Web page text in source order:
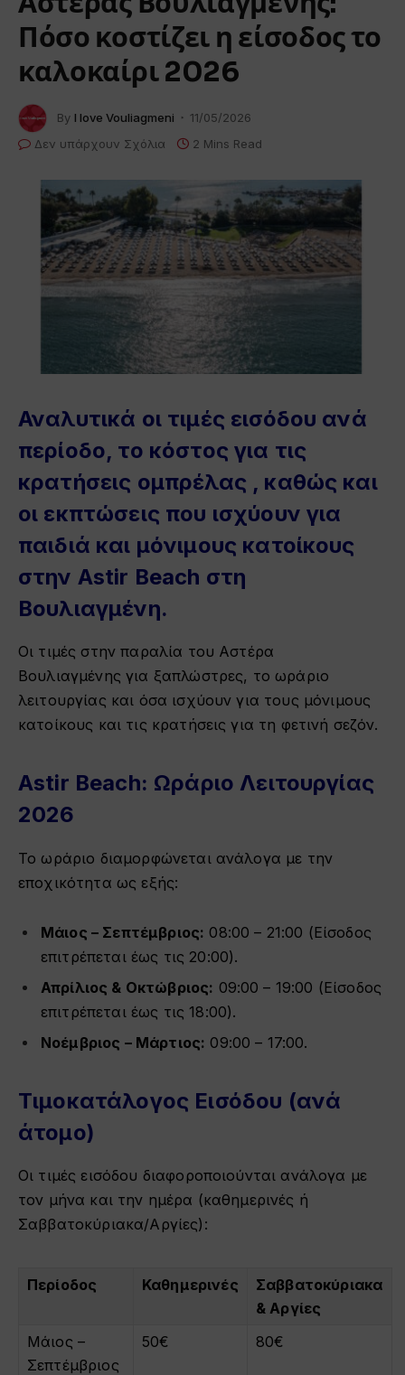
Πόσο κοστίζει η είσοδος το
καλοκαίρι 2026
By I love Vouliagmeni
11/05/2026
Δεν υπάρχουν Σχόλια
2 Mins Read
Αναλυτικά οι τιμές εισόδου ανά
περίοδο, το κόστος για τις
κρατήσεις ομπρέλας , καθώς και
οι εκπτώσεις που ισχύουν για
παιδιά και μόνιμους κατοίκους
στην Astir Beach στη
Βουλιαγμένη.
Οι τιμές στην παραλία του Αστέρα
Βουλιαγμένης για ξαπλώστρες, το ωράριο
λειτουργίας και όσα ισχύουν για τους μόνιμους
κατοίκους και τις κρατήσεις για τη φετινή σεζόν.
Astir Beach: Ωράριο Λειτουργίας
2026
Το ωράριο διαμορφώνεται ανάλογα με την
εποχικότητα ως εξής:
Μάιος – Σεπτέμβριος: 08:00 – 21:00 (Είσοδος
επιτρέπεται έως τις 20:00).
Απρίλιος & Οκτώβριος: 09:00 – 19:00 (Είσοδος
επιτρέπεται έως τις 18:00).
Νοέμβριος – Μάρτιος: 09:00 – 17:00.
Τιμοκατάλογος Εισόδου (ανά
άτομο)
Οι τιμές εισόδου διαφοροποιούνται ανάλογα με
τον μήνα και την ημέρα (καθημερινές ή
Σαββατοκύριακα/Αργίες):
Περίοδος Καθημερινές
Σαββατοκύριακα
& Αργίες
Μάιος –
Σεπτέμβριος
50€ 80€